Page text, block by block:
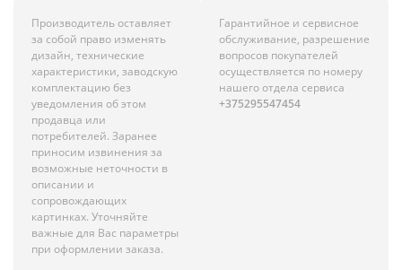
Производитель оставляет
за собой право изменять
дизайн, технические
характеристики, заводскую
комплектацию без
уведомления об этом
продавца или
потребителей. Заранее
приносим извинения за
возможные неточности в
описании и
сопровождающих
картинках. Уточняйте
важные для Вас параметры
при оформлении заказа.
Гарантийное и сервисное
обслуживание, разрешение
вопросов покупателей
осуществляется по номеру
нашего отдела сервиса
+375295547454